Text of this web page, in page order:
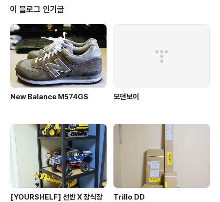
적으론 후라이드보단 간장양념에 점수를 더 주고싶다~ 치
킨집의 기본 세팅 샐러드와 무, 치킨 나오기전에 먹고 추가
~! 간장양념이 쏙쏙 베인 갈색 빛깔의 치킨 윤기가 자르르
르~
이 블로그 인기글
New Balance M574GS 모던보이
[YOURSHELF] 선반 X 장식장
Trillo DD